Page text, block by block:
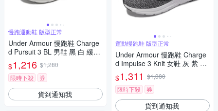
慢跑運動鞋 版型正常
Under Armour 慢跑鞋 Charge
d Pursuit 3 BL 男鞋 黑 白 緩震
運動鞋 UA 3026523001
$1,216 $1,280
限時下殺
券
貨到通知我
運動慢跑鞋 版型正常
Under Armour 慢跑鞋 Charge
d Impulse 3 Knit 女鞋 灰 紫 針
織鞋面 緩震 運動鞋 UA 30266
86103
$1,311 $1,380
限時下殺
券
貨到通知我